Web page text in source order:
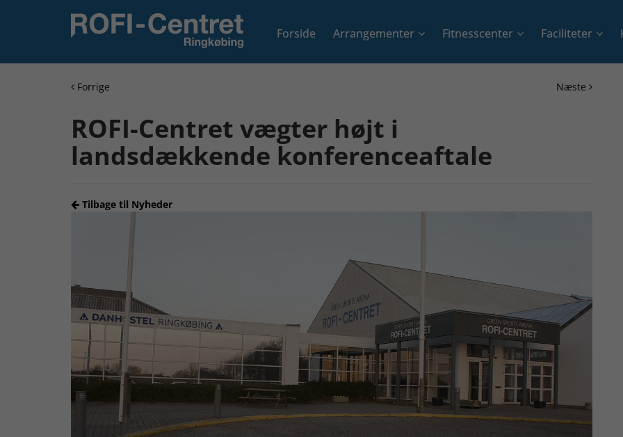
Forside Arrangementer Fitnesscenter Faciliteter
Forrige Næste
ROFI-Centret vægter højt i
landsdækkende konferenceaftale
Tilbage til Nyheder